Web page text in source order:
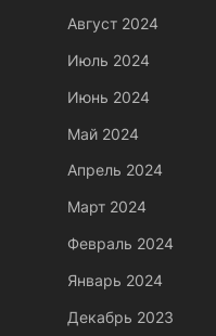
Август 2024
Июль 2024
Июнь 2024
Май 2024
Апрель 2024
Март 2024
Февраль 2024
Январь 2024
Декабрь 2023